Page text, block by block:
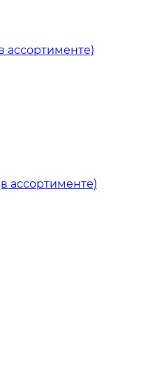
ассортименте)
ассортименте)